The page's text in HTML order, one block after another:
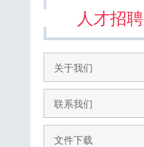
人才招聘
关于我们
联系我们
文件下载